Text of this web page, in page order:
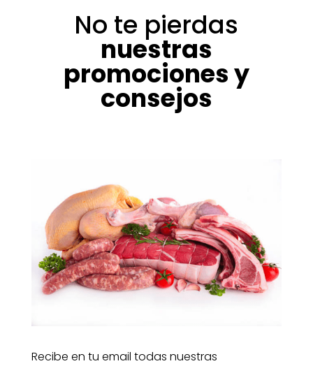
No te pierdas
nuestras
promociones y
consejos
Recibe en tu email todas nuestras